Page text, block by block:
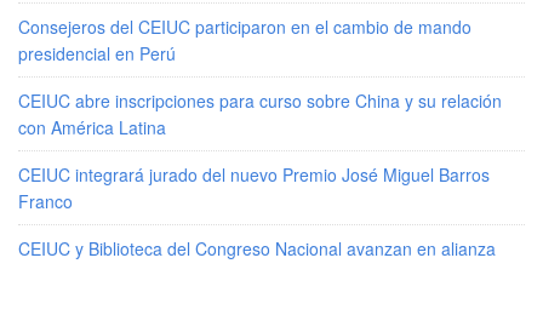
Consejeros del CEIUC participaron en el cambio de mando
presidencial en Perú
CEIUC abre inscripciones para curso sobre China y su relación
con América Latina
CEIUC integrará jurado del nuevo Premio José Miguel Barros
Franco
CEIUC y Biblioteca del Congreso Nacional avanzan en alianza